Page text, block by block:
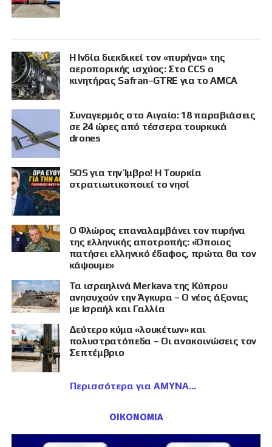
Η Ινδία διεκδικεί τον «πυρήνα» της
αεροπορικής ισχύος: Στο CCS ο
κινητήρας Safran–GTRE για το AMCA
Συναγερμός στο Αιγαίο: 18 παραβιάσεις
σε 24 ώρες από τέσσερα τουρκικά
drones
SOS για την Ίμβρο! Η Τουρκία
στρατιωτικοποιεί το νησί
Ο Φλώρος επαναλαμβάνει τον πυρήνα
της ελληνικής αποτροπής: «Όποιος
πατήσει ελληνικό έδαφος, πρώτα θα τον
κάψουμε»
Τα ισραηλινά Merkava της Κύπρου
ανησυχούν την Άγκυρα – Ο νέος άξονας
με Ισραήλ και Γαλλία
Δεύτερο κύμα «λουκέτων» και
πολυστρατόπεδα – Οι ανακοινώσεις τον
Σεπτέμβριο
Περισσότερα για ΑΜΥΝΑ
ΟΙΚΟΝΟΜΙΑ